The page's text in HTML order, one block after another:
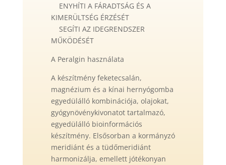
ENYHÍTI A FÁRADTSÁG ÉS A
KIMERÜLTSÉG ÉRZÉSÉT
SEGÍTI AZ IDEGRENDSZER
MŰKÖDÉSÉT
A Peralgin használata
A készítmény feketecsalán,
magnézium és a kínai hernyógomba
egyedülálló kombinációja, olajokat,
gyógynövénykivonatot tartalmazó,
egyedülálló bioinformációs
készítmény. Elsősorban a kormányzó
meridiánt és a tüdőmeridiánt
harmonizálja, emellett jótékonyan